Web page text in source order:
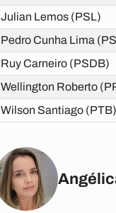
Julian Lemos (PSL)
Pedro Cunha Lima
Ruy Carneiro (PSDB)
Wellington Roberto
Wilson Santiago (PTB)